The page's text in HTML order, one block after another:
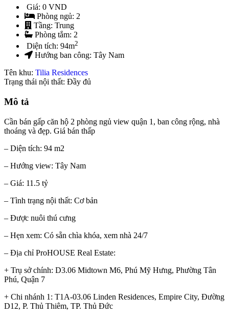
Giá: 0 VND
Phòng ngủ: 2
Tầng: Trung
Phòng tắm: 2
Diện tích: 94m2
Hướng ban công: Tây Nam
Tên khu: Tilia Residences
Trạng thái nội thất: Đầy đủ
Mô tả
Cần bán gấp căn hộ 2 phòng ngủ view quận 1, ban công rộng, nhà
thoáng và đẹp. Giá bán thấp
– Diện tích: 94 m2
– Hướng view: Tây Nam
– Giá: 11.5 tỷ
– Tình trạng nội thất: Cơ bản
– Được nuôi thú cưng
– Hẹn xem: Có sẵn chìa khóa, xem nhà 24/7
– Địa chỉ ProHOUSE Real Estate:
+ Trụ sở chính: D3.06 Midtown M6, Phú Mỹ Hưng, Phường Tân
Phú, Quận 7
+ Chi nhánh 1: T1A-03.06 Linden Residences, Empire City, Đường
D12, P. Thủ Thiêm, TP. Thủ Đức